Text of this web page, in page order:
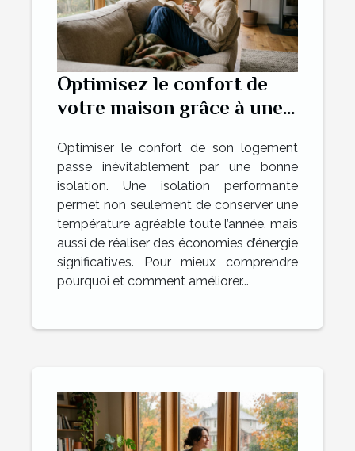
Optimisez le confort de
votre maison grâce à une
Optimiser le confort de son logement
passe inévitablement par une bonne
isolation. Une isolation performante
permet non seulement de conserver une
température agréable toute l’année, mais
aussi de réaliser des économies d’énergie
significatives. Pour mieux comprendre
pourquoi et comment améliorer...